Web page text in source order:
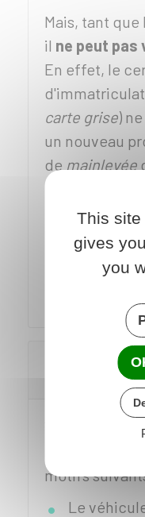
Mais, tant que
il ne peut pas
En effet, le
carte grise)
un nouveau
de mainlevée
ou ordonnée
l'exécution.
La saisie du
que le
Comment
déclaration
Vous pouvez
motifs
Le
This
gives
you